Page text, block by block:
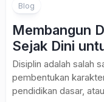
Blog
Membangun
Sejak Dini
Disiplin adalah salah
pembentukan
pendidikan dasar,